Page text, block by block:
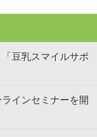
豆乳スマイルサポ
インセミナーを開